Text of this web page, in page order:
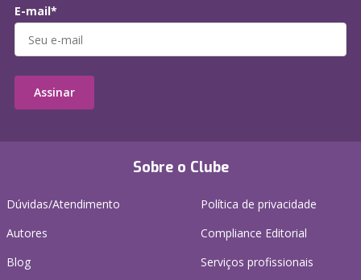
Sobre o Clube
Dúvidas/Atendimento
Autores
Blog
Política de privacidade
Compliance Editorial
Serviços profissionais
E-mail*
Assinar